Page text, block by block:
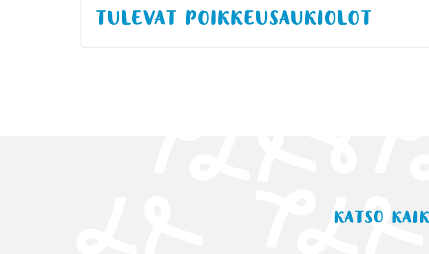
TULEVAT POIKKEUSAUKIOLOT
KATSO